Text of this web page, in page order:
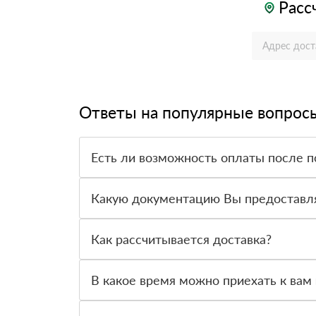
Ответы на популярные
Есть ли возможность оплаты после
вправе от него отказаться.
Какую документацию Вы
Как рассчитывается доставка?
стоимости и сроков доставки, которые
В какое время можно приехать к вам